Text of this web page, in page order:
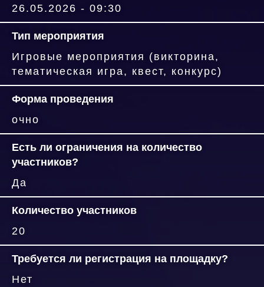
26.05.2026 - 09:30
Тип мероприятия
Игровые мероприятия (викторина,
тематическая игра, квест, конкурс)
Форма проведения
очно
Есть ли ограничения на количество
участников?
Да
Количество участников
20
Требуется ли регистрация на площадку?
Нет